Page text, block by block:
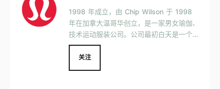
1998 年成立，由 Chip Wilson 于 1998
年在加拿大温哥华创立，是一家男女瑜伽、
技术运动服装公司。公司最初白天是一个设
计工作室，晚上则作为瑜伽工作室，但很快
在 2000 年 11 月成为一家独立店铺。
关注